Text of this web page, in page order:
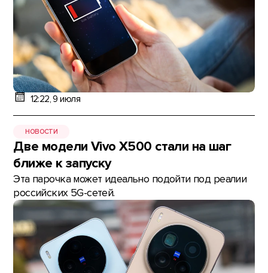
12:22, 9 июля
НОВОСТИ
Две модели Vivo X500 стали на шаг
ближе к запуску
Эта парочка может идеально подойти под реалии
российских 5G-сетей.